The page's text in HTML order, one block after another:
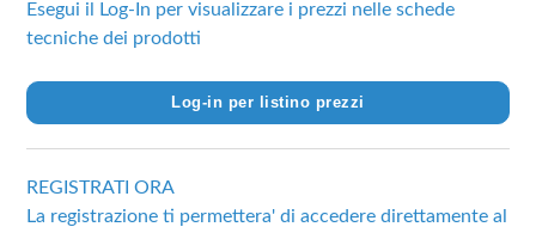
Esegui il Log-In per visualizzare i prezzi nelle schede
tecniche dei prodotti
Log-in per listino prezzi
REGISTRATI ORA
La registrazione ti permettera' di accedere direttamente al